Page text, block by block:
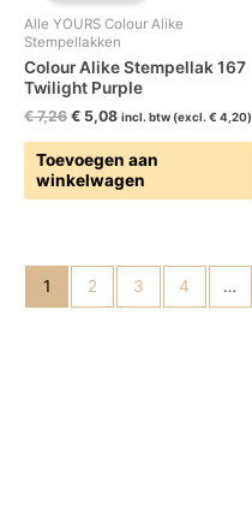
Alle YOURS Colour Alike
Stempellakken
Colour Alike Stempellak 167
Twilight Purple
€7,26
€ 7,26.
€ 5,08
€ 5,08.
incl. btw (excl. € 4,20)
Toevoegen aan
winkelwagen
1 2 3 4 …